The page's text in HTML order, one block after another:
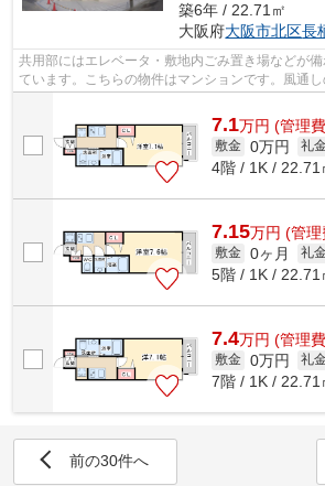
築6年 / 22.71㎡
大阪府大阪市北区長
共用部にはエレベータ・敷地内ごみ置き場などが
ています。こちらの物件はマンションです。風通
7.1万円 (管理
敷金 0万円 礼
4階 / 1K / 22.71
7.15万円 (管理
敷金 0ヶ月 礼
5階 / 1K / 22.71
7.4万円 (管理
敷金 0万円 礼
7階 / 1K / 22.71
前の30件へ